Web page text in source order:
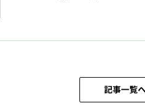
記事一覧